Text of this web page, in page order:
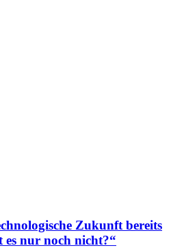
Zukunft bereits
nur noch nicht?“